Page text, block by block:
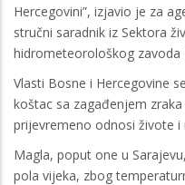
Hercegovini”, izjavio je za
stručni saradnik iz Sektora
hidrometeorološkog zavoda
Vlasti Bosne i Hercegovine
koštac sa zagađenjem
prijevremeno odnosi živote i
Magla, poput one u
pola vijeka, zbog